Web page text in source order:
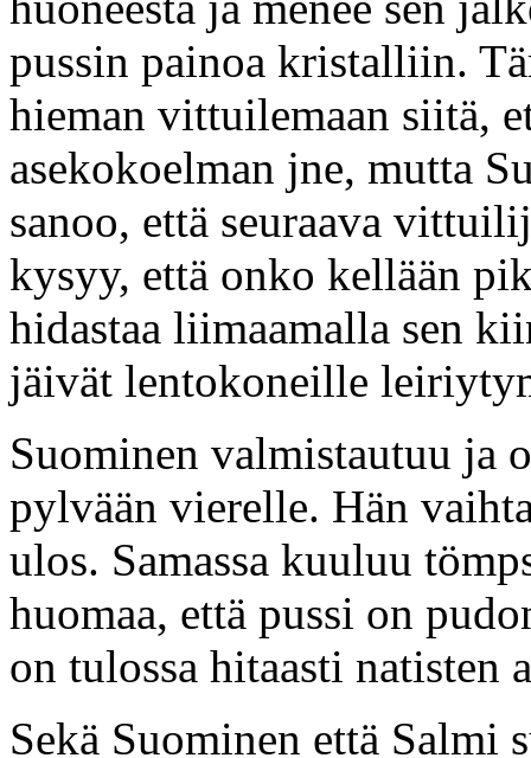
pussin painoa kristalliin.
hieman vittuilemaan siitä,
asekokoelman jne, mutta
sanoo, että seuraava
kysyy, että onko kellään
hidastaa liimaamalla sen
jäivät lentokoneille
Suominen valmistautuu ja
pylvään vierelle. Hän
ulos. Samassa kuuluu
huomaa, että pussi on
on tulossa hitaasti natisten
Sekä Suominen että Salmi